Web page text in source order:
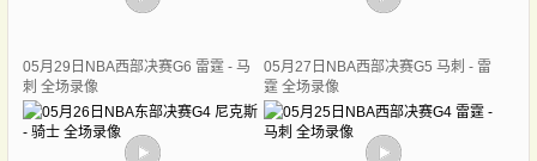
05月29日NBA西部决赛G6 雷霆 - 马
刺 全场录像
05月27日NBA西部决赛G5 马刺 - 雷
霆 全场录像